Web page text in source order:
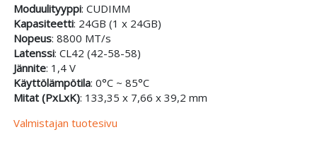
Moduulityyppi: CUDIMM
Kapasiteetti: 24GB (1 x 24GB)
Nopeus: 8800 MT/s
Latenssi: CL42 (42-58-58)
Jännite: 1,4 V
Käyttölämpötila: 0°C ~ 85°C
Mitat (PxLxK): 133,35 x 7,66 x 39,2 mm
Valmistajan tuotesivu